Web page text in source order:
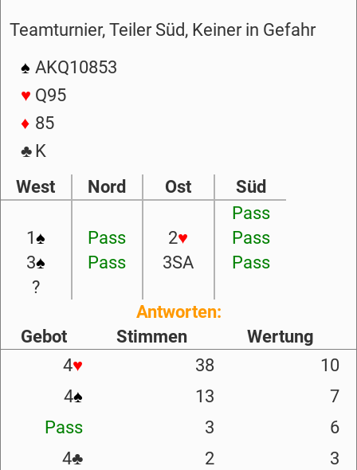
Teamturnier, Teiler Süd, Keiner in Gefahr
♠ AKQ10853
♥ Q95
♦ 85
♣K
West
Nord Ost
Süd
Pass
1♠ Pass 2♥
Pass
3♠ Pass 3SA
Pass
?
Antworten:
Gebot
Stimmen
Wertung
4♥ 38
10
4♠ 13
7
Pass
3
6
4♣ 2
3